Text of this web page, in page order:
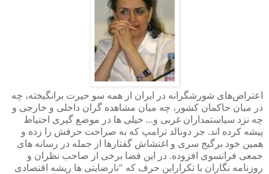
اعتراض‌های شورشگرانه در ایران از همه سو حیرت برانگیخته، چه
در میان حاکمان کشور، چه میان مشاهده گران داخلی و خارجی و
چه نزد سیاستمداران غربی و... خیلی ها در موضع گیری احتیاط
پیشه کرده اند. جز دونالد ترامپ که به صراحت حرفش را زده و
همین خود برگیج سری و اغتشاش گفتارها از جمله در رسانه های
جمعی فرانسوی افزوده. در این فضا برخی از صاحب نظران و
روزنامه نگاران با تکراراین حرف که "نارضایتی ها ریشه اقتصادی